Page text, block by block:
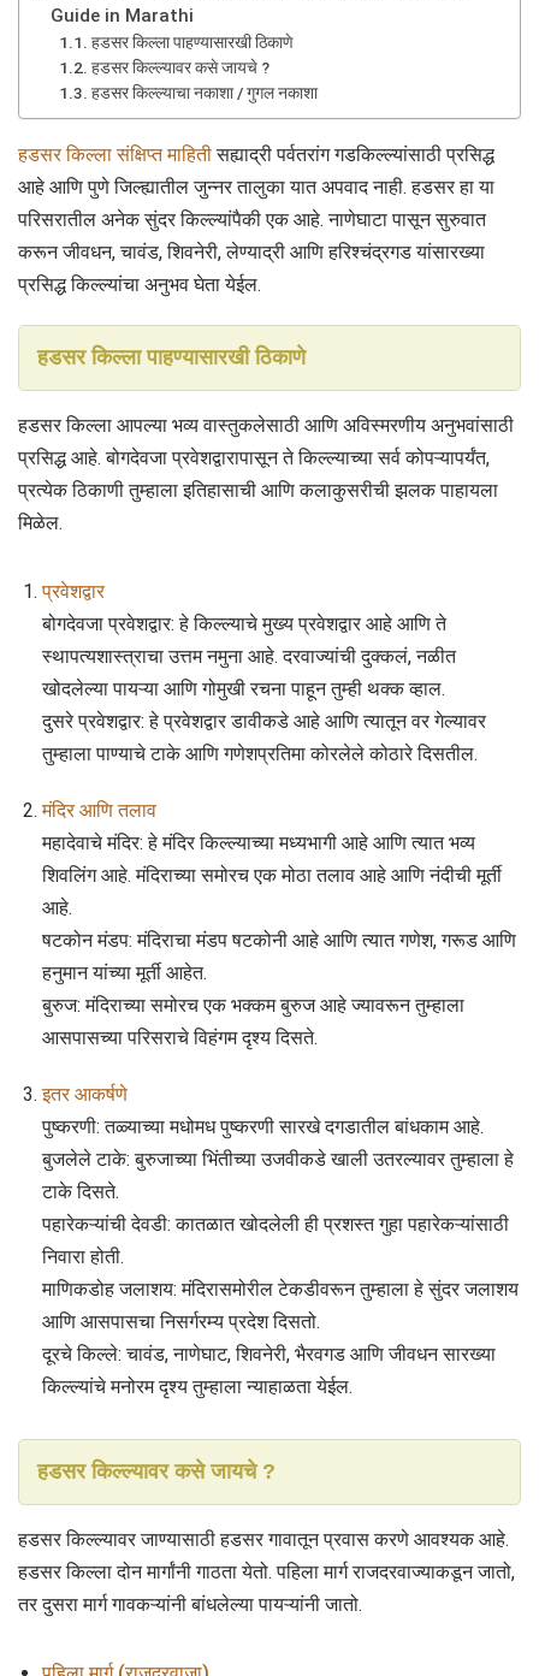
Guide in Marathi
हडसर किल्ला पाहण्यासारखी ठिकाणे
हडसर किल्ल्यावर कसे जायचे ?
हडसर किल्ल्याचा नकाशा / गुगल नकाशा
हडसर किल्ला संक्षिप्त माहितीसह्याद्री पर्वतरांग गडकिल्ल्यांसाठी प्रसिद्ध
आहे आणि पुणे जिल्ह्यातील जुन्नर तालुका यात अपवाद नाही. हडसर हा या
परिसरातील अनेक सुंदर किल्ल्यांपैकी एक आहे. नाणेघाटा पासून सुरुवात
करून जीवधन, चावंड, शिवनेरी, लेण्याद्री आणि हरिश्चंद्रगड यांसारख्या
प्रसिद्ध किल्ल्यांचा अनुभव घेता येईल.
हडसर किल्ला पाहण्यासारखी ठिकाणे
हडसर किल्ला आपल्या भव्य वास्तुकलेसाठी आणि अविस्मरणीय अनुभवांसाठी
प्रसिद्ध आहे. बोगदेवजा प्रवेशद्वारापासून ते किल्ल्याच्या सर्व कोपऱ्यापर्यंत,
प्रत्येक ठिकाणी तुम्हाला इतिहासाची आणि कलाकुसरीची झलक पाहायला
मिळेल.
प्रवेशद्वार
बोगदेवजा प्रवेशद्वार: हे किल्ल्याचे मुख्य प्रवेशद्वार आहे आणि ते
स्थापत्यशास्त्राचा उत्तम नमुना आहे. दरवाज्यांची दुक्कलं, नळीत
खोदलेल्या पायऱ्या आणि गोमुखी रचना पाहून तुम्ही थक्क व्हाल.
दुसरे प्रवेशद्वार: हे प्रवेशद्वार डावीकडे आहे आणि त्यातून वर गेल्यावर
तुम्हाला पाण्याचे टाके आणि गणेशप्रतिमा कोरलेले कोठारे दिसतील.
मंदिर आणि तलाव
महादेवाचे मंदिर: हे मंदिर किल्ल्याच्या मध्यभागी आहे आणि त्यात भव्य
शिवलिंग आहे. मंदिराच्या समोरच एक मोठा तलाव आहे आणि नंदीची मूर्ती
आहे.
षटकोन मंडप: मंदिराचा मंडप षटकोनी आहे आणि त्यात गणेश, गरूड आणि
हनुमान यांच्या मूर्ती आहेत.
बुरुज: मंदिराच्या समोरच एक भक्कम बुरुज आहे ज्यावरून तुम्हाला
आसपासच्या परिसराचे विहंगम दृश्य दिसते.
इतर आकर्षणे
पुष्करणी: तळ्याच्या मधोमध पुष्करणी सारखे दगडातील बांधकाम आहे.
बुजलेले टाके: बुरुजाच्या भिंतीच्या उजवीकडे खाली उतरल्यावर तुम्हाला हे
टाके दिसते.
पहारेकऱ्यांची देवडी: कातळात खोदलेली ही प्रशस्त गुहा पहारेकऱ्यांसाठी
निवारा होती.
माणिकडोह जलाशय: मंदिरासमोरील टेकडीवरून तुम्हाला हे सुंदर जलाशय
आणि आसपासचा निसर्गरम्य प्रदेश दिसतो.
दूरचे किल्ले: चावंड, नाणेघाट, शिवनेरी, भैरवगड आणि जीवधन सारख्या
किल्ल्यांचे मनोरम दृश्य तुम्हाला न्याहाळता येईल.
हडसर किल्ल्यावर कसे जायचे ?
हडसर किल्ल्यावर जाण्यासाठी हडसर गावातून प्रवास करणे आवश्यक आहे.
हडसर किल्ला दोन मार्गांनी गाठता येतो. पहिला मार्ग राजदरवाज्याकडून जातो,
तर दुसरा मार्ग गावकऱ्यांनी बांधलेल्या पायऱ्यांनी जातो.